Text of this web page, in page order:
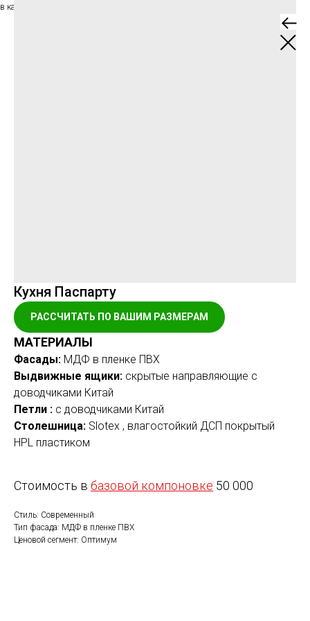
в каталог
Кухня Паспарту
РАССЧИТАТЬ ПО ВАШИМ РАЗМЕРАМ
МАТЕРИАЛЫ
Фасады: МДФ в пленке ПВХ
Выдвижные ящики: скрытые направляющие с
доводчиками Китай
Петли : с доводчиками Китай
Столешница: Slotex , влагостойкий ДСП покрытый
HPL пластиком
Стоимость в базовой компоновке 50 000
Стиль: Современный
Тип фасада: МДФ в пленке ПВХ
Ценовой сегмент: Оптимум